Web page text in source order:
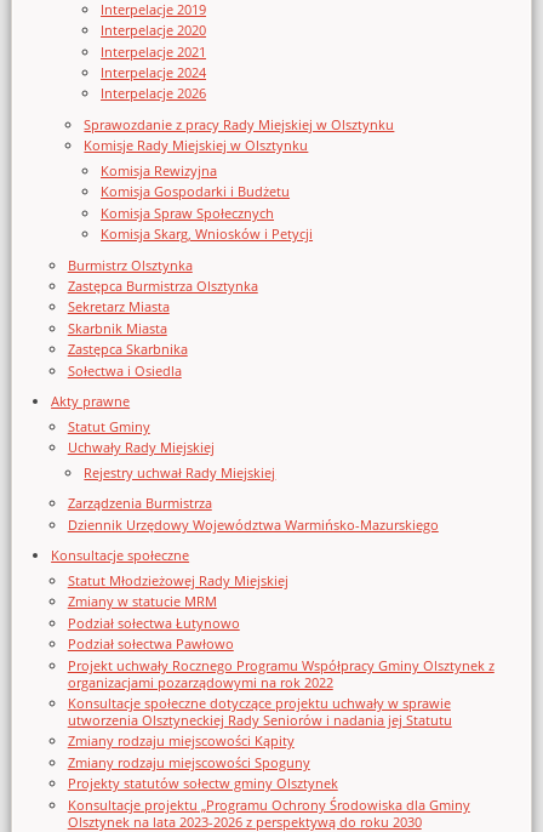
Interpelacje 2019
Interpelacje 2020
Interpelacje 2021
Interpelacje 2024
Interpelacje 2026
Sprawozdanie z pracy Rady Miejskiej w Olsztynku
Komisje Rady Miejskiej w Olsztynku
Komisja Rewizyjna
Komisja Gospodarki i Budżetu
Komisja Spraw Społecznych
Komisja Skarg, Wniosków i Petycji
Burmistrz Olsztynka
Zastępca Burmistrza Olsztynka
Sekretarz Miasta
Skarbnik Miasta
Zastępca Skarbnika
Sołectwa i Osiedla
Akty prawne
Statut Gminy
Uchwały Rady Miejskiej
Rejestry uchwał Rady Miejskiej
Zarządzenia Burmistrza
Dziennik Urzędowy Województwa Warmińsko-Mazurskiego
Konsultacje społeczne
Statut Młodzieżowej Rady Miejskiej
Zmiany w statucie MRM
Podział sołectwa Łutynowo
Podział sołectwa Pawłowo
Projekt uchwały Rocznego Programu Współpracy Gminy Olsztynek z
organizacjami pozarządowymi na rok 2022
Konsultacje społeczne dotyczące projektu uchwały w sprawie
utworzenia Olsztyneckiej Rady Seniorów i nadania jej Statutu
Zmiany rodzaju miejscowości Kąpity
Zmiany rodzaju miejscowości Spoguny
Projekty statutów sołectw gminy Olsztynek
Konsultacje projektu „Programu Ochrony Środowiska dla Gminy
Olsztynek na lata 2023-2026 z perspektywą do roku 2030